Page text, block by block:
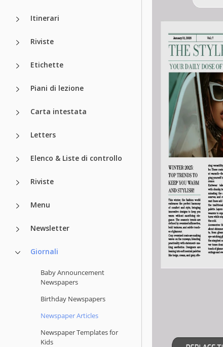
Itinerari
Riviste
Etichette
Piani di lezione
Carta intestata
Letters
Elenco & Liste di controllo
Riviste
Menu
Newsletter
Giornali
Baby Announcement
Newspapers
Birthday Newspapers
Newspaper Articles
Newspaper Templates for
Kids